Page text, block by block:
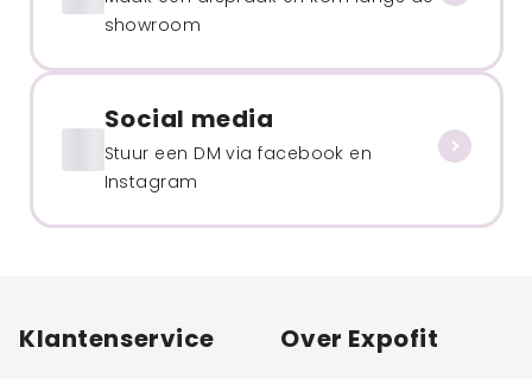
showroom
Social media
Stuur een DM via facebook en
Instagram
Klantenservice Over Expofit